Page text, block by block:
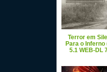
Terror em
Para o
5.1 WEB-DL